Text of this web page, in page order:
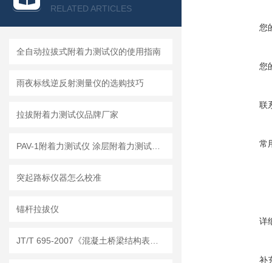
RELATED ARTICLES
全自动拉拔式附着力测试仪的使用指南
雨夜标线逆反射测量仪的选购技巧
拉拔附着力测试仪品牌厂家
突起路标仪器怎么校准
锚杆拉拔仪
您
您
联
常
详
补